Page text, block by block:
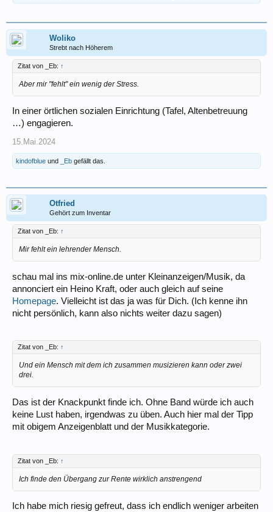
Woliko
Strebt nach Höherem
Zitat von _Eb: ↑
Aber mir "fehlt" ein wenig der Stress.
In einer örtlichen sozialen Einrichtung (Tafel, Altenbetreuung
…) engagieren.
15.Mai.2024
kindofblue und _Eb gefällt das.
Otfried
Gehört zum Inventar
Zitat von _Eb: ↑
Mir fehlt ein lehrender Mensch.
schau mal ins mix-online.de unter Kleinanzeigen/Musik, da
annonciert ein Heino Kraft, oder auch gleich auf seine
Homepage. Vielleicht ist das ja was für Dich. (Ich kenne ihn
nicht persönlich, kann also nichts weiter dazu sagen)
Zitat von _Eb: ↑
Und ein Mensch mit dem ich zusammen musizieren kann oder zwei
drei.
Das ist der Knackpunkt finde ich. Ohne Band würde ich auch
keine Lust haben, irgendwas zu üben. Auch hier mal der Tipp
mit obigem Anzeigenblatt und der Musikkategorie.
Zitat von _Eb: ↑
Ich finde den Übergang zur Rente wirklich anstrengend
Ich habe mich riesig gefreut, dass ich endlich weniger arbeiten